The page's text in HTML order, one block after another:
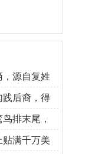
源自复姓
践后裔，得
排末尾，
满千万美